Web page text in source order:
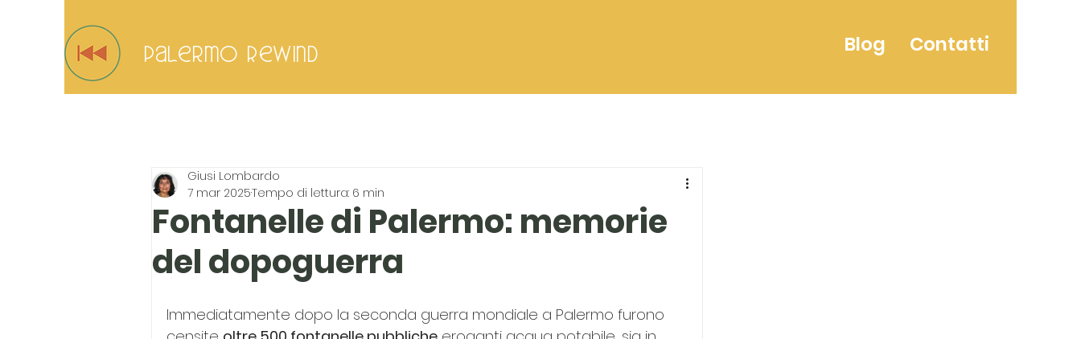
Palermo Rewind Blog Contatti
Fontanelle di Palermo: memorie
del dopoguerra
Giusi Lombardo
7 mar 2025Tempo di lettura: 6 min
Immediatamente dopo la seconda guerra mondiale a Palermo furono